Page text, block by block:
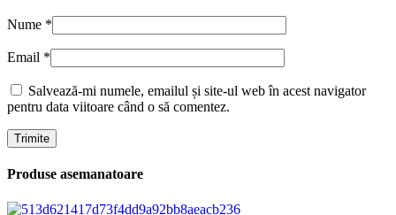
Nume *
Email *
Salvează-mi numele, emailul și site-ul web în acest navigator
pentru data viitoare când o să comentez.
Produse asemanatoare